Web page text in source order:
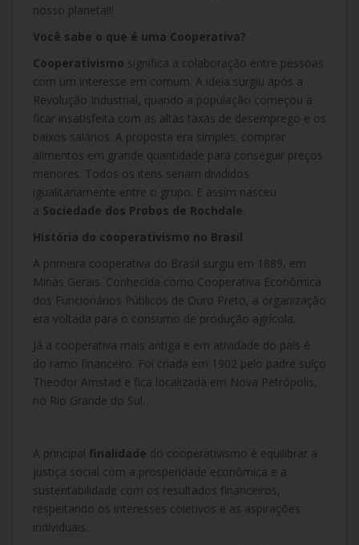
nosso planeta!!!
Você sabe o que é uma Cooperativa?
Cooperativismo significa a colaboração entre pessoas
com um interesse em comum. A ideia surgiu após a
Revolução Industrial, quando a população começou a
ficar insatisfeita com as altas taxas de desemprego e os
baixos salários. A proposta era simples: comprar
alimentos em grande quantidade para conseguir preços
menores. Todos os itens seriam divididos
igualitariamente entre o grupo. E assim nasceu
a Sociedade dos Probos de Rochdale.
História do cooperativismo no Brasil
A primeira cooperativa do Brasil surgiu em 1889, em
Minas Gerais. Conhecida como Cooperativa Econômica
dos Funcionários Públicos de Ouro Preto, a organização
era voltada para o consumo de produção agrícola.
Já a cooperativa mais antiga e em atividade do país é
do ramo financeiro. Foi criada em 1902 pelo padre suíço
Theodor Amstad e fica localizada em Nova Petrópolis,
no Rio Grande do Sul.
A principal finalidade do cooperativismo é equilibrar a
justiça social com a prosperidade econômica e a
sustentabilidade com os resultados financeiros,
respeitando os interesses coletivos e as aspirações
individuais.